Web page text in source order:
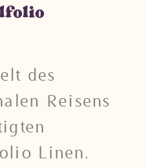
des
Reisens
Linen.